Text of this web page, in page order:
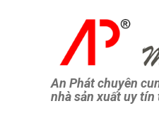
An Phát chuyên
nhà sản xuất uy